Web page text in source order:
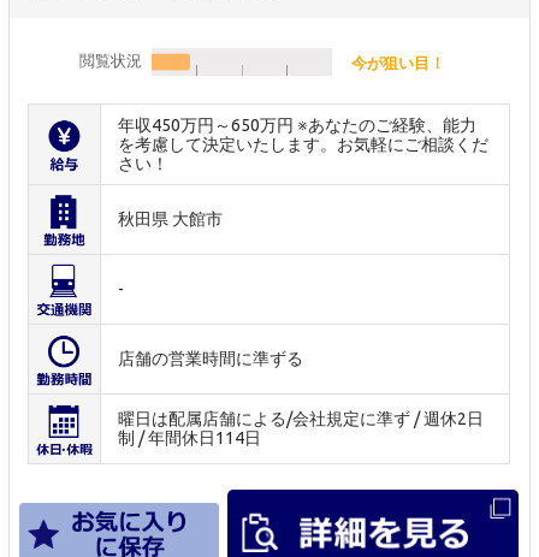
閲覧状況 今が狙い目！
年収450万円～650万円 ※あなたのご経験、能力
を考慮して決定いたします。お気軽にご相談くだ
さい！
秋田県 大館市
-
店舗の営業時間に準ずる
曜日は配属店舗による/会社規定に準ず / 週休2日
制 / 年間休日114日